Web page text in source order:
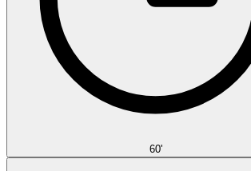
60'